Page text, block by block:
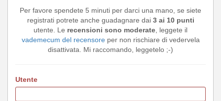
Per favore spendete 5 minuti per darci una mano, se siete
registrati potrete anche guadagnare dai 3 ai 10 punti
utente. Le recensioni sono moderate , leggete il
vademecum del recensoreper non rischiare di vedervela
disattivata. Mi raccomando, leggetelo ;-)
Utente